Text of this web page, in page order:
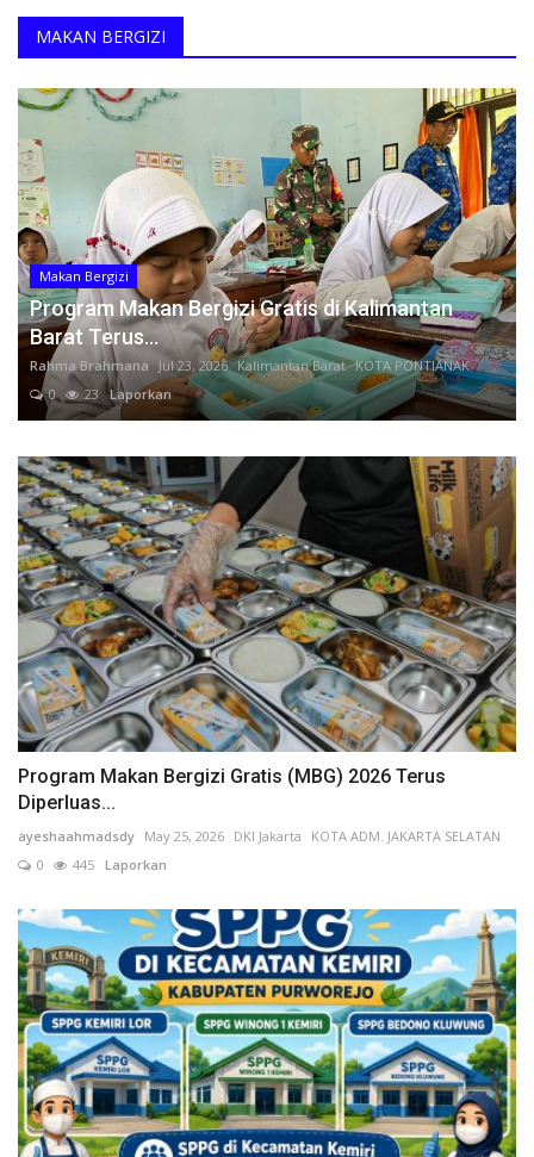
Olahraga
Kesehatan
Layanan Publik
Perempuan/Anak
PERATIN dan FH Universitas Tanjungpura Resmi Jalin Kerja Sama Strategis untuk Memperkuat Ekosistem Hukum Digital dan Pengembangan Profesi Advokat
Soegiharto Santoso Mengucapkan Selamat Hari Suci Galungan dan Kuningan 17 & 27 Juni 2026
Soegiharto Santoso Mengucapkan Selamat Tahun Baru Islam 1 Muharam 1448 Hijriah
PERATIN dan Pusdik MK RI Jalin Kerja Sama PPHKWN, Perkuat Pemahaman Konstitusi Advokat di Era Digital
Roadshow Nasional AI-Driven di Banten: APKOMINDO, APTIKNAS, KADIN, dan Yorindo Dorong Industri Manufaktur Bangun AI Mandiri serta Perkuat Ekosistem Keamanan Siber
Opini Sekjen PERATIN: Perkara Nadiem Makarim Kuat di Unsur Penyalahgunaan Wewenang, Namun Lemah di Bukti Aliran Dana Pribadi
Soegiharto Santoso Mengucapkan Selamat Hari Raya Iduladha 10 Dzulhijjah 1447 Hijriah / 2026 Masehi
Prof. Yanto: Kekeliruan Hukum Acara Bukan Pelanggaran Etik Hakim, Koreksi Dilakukan Melalui Upaya Hukum
APKOMINDO dan APTIKNAS Ajak Pelaku Industri Manfaatkan IEAE Indonesia 2026 sebagai Momentum Mempercepat Transformasi Industri Elektronik Nasional
APKOMINDO, APTIKNAS, dan PERATIN Dukung IFBEX Bekasi 2026, Soegiharto Santoso: Era Agentic AI Akan Mengubah Masa Depan Bisnis Franchise
Dosen UGM Layangkan Somasi Usai Diduga Diintimidasi karena Kritik Mutasi di Kementerian PU
15 Tahun Dugaan Rekayasa Hukum APKOMINDO Belum Berakhir: Berkas Kasasi No. 431 K/TUN/2026 Diterima Mahkamah Agung pada 6 Mei 2026
APKOMINDO dan APTIKNAS Siap Bersinergi Sukseskan Indonesia Application Summit (IN-APPS) 2026, Mendorong Indonesia Menjadi Pusat Inovasi Aplikasi Digital Dunia
APKOMINDO dan APTIKNAS Banten Bersama Kadin Indonesia Institut dan Kadin Pelabuhan Perkuat Kolaborasi Pengembangan SDM Digital Sektor Kepelabuhanan dan Industri di Banten
MAKAN BERGIZI
Makan Bergizi
Program Makan Bergizi Gratis di Kalimantan
Barat Terus...
Rahma Brahmana Jul 23, 2026 Kalimantan Barat KOTA PONTIANAK
0
23 Laporkan
Program Makan Bergizi Gratis (MBG) 2026 Terus
Diperluas...
ayeshaahmadsdy May 25, 2026 DKI Jakarta
KOTA ADM. JAKARTA SELATAN
0
445 Laporkan